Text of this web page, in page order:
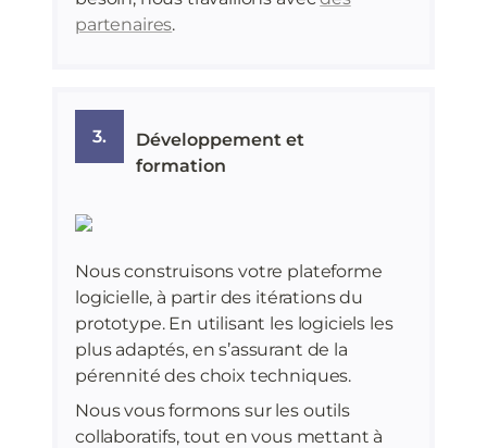
partenaires.
3.
Développement et
formation
Nous construisons votre plateforme
logicielle, à partir des itérations du
prototype. En utilisant les logiciels les
plus adaptés, en s’assurant de la
pérennité des choix techniques.
Nous vous formons sur les outils
collaboratifs, tout en vous mettant à